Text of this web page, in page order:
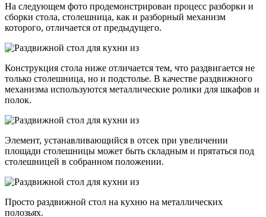
На следующем фото продемонстрирован процесс разборки и
сборки стола, столешница, как и разборный механизм
которого, отличается от предыдущего.
Конструкция стола ниже отличается тем, что раздвигается не
только столешница, но и подстолье. В качестве раздвижного
механизма используются металлические ролики для шкафов и
полок.
Элемент, устанавливающийся в отсек при увеличении
площади столешницы может быть складным и прятаться под
столешницей в собранном положении.
Просто раздвижной стол на кухню на металлических
полозьях.